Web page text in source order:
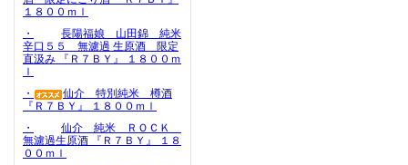
１８００ｍｌ
・
長陽福娘 山田錦 純米
辛口５５ 無濾過 生原酒 限定
直汲み 『Ｒ７ＢＹ』 １８００ｍ
ｌ
・
仙介 特別純米 樽酒
『Ｒ７ＢＹ』 １８００ｍｌ
・
仙介 純米 ＲＯＣＫ
無濾過生原酒 『Ｒ７ＢＹ』 １８
００ｍｌ